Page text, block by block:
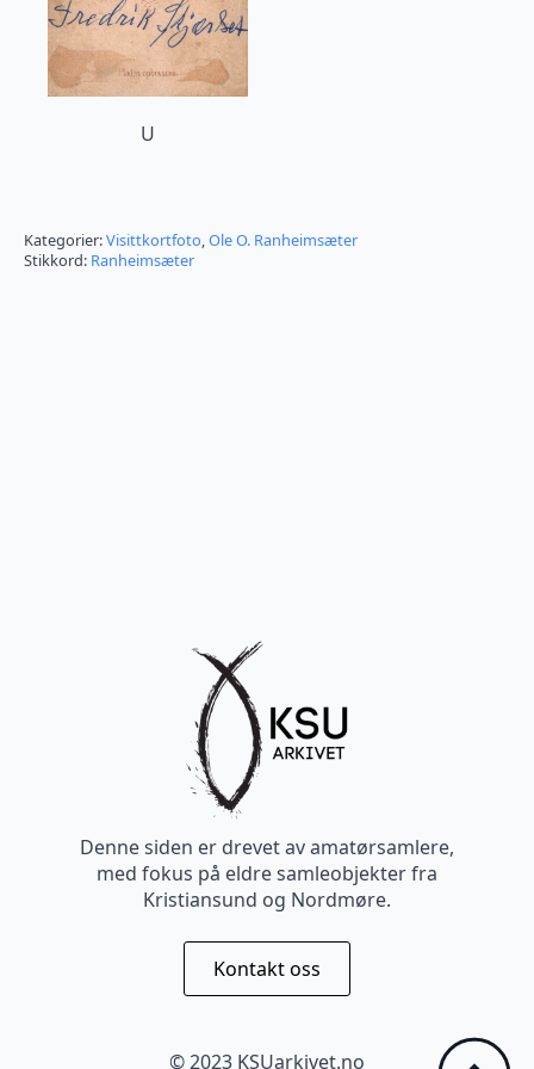
U
Kategorier:Visittkortfoto,Ole O. Ranheimsæter
Stikkord: Ranheimsæter
Denne siden er drevet av amatørsamlere,
med fokus på eldre samleobjekter fra
Kristiansund og Nordmøre.
Kontakt oss
© 2023 KSUarkivet.no